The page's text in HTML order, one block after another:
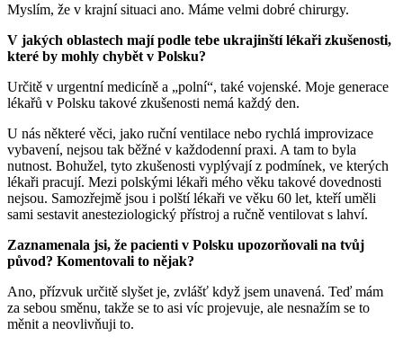
Myslím, že v krajní situaci ano. Máme velmi dobré chirurgy.
V jakých oblastech mají podle tebe ukrajinští lékaři zkušenosti,
které by mohly chybět v Polsku?
Určitě v urgentní medicíně a „polní“, také vojenské. Moje generace
lékařů v Polsku takové zkušenosti nemá každý den.
U nás některé věci, jako ruční ventilace nebo rychlá improvizace
vybavení, nejsou tak běžné v každodenní praxi. A tam to byla
nutnost. Bohužel, tyto zkušenosti vyplývají z podmínek, ve kterých
lékaři pracují. Mezi polskými lékaři mého věku takové dovednosti
nejsou. Samozřejmě jsou i polští lékaři ve věku 60 let, kteří uměli
sami sestavit anesteziologický přístroj a ručně ventilovat s lahví.
Zaznamenala jsi, že pacienti v Polsku upozorňovali na tvůj
původ? Komentovali to nějak?
Ano, přízvuk určitě slyšet je, zvlášť když jsem unavená. Teď mám
za sebou směnu, takže se to asi víc projevuje, ale nesnažím se to
měnit a neovlivňuji to.